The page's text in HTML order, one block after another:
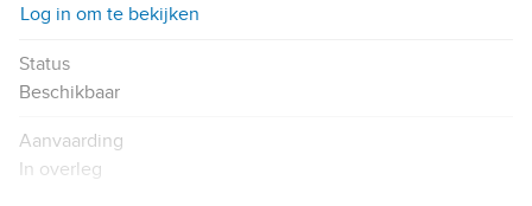
Log in om te bekijken
Status
Beschikbaar
Aanvaarding
In overleg